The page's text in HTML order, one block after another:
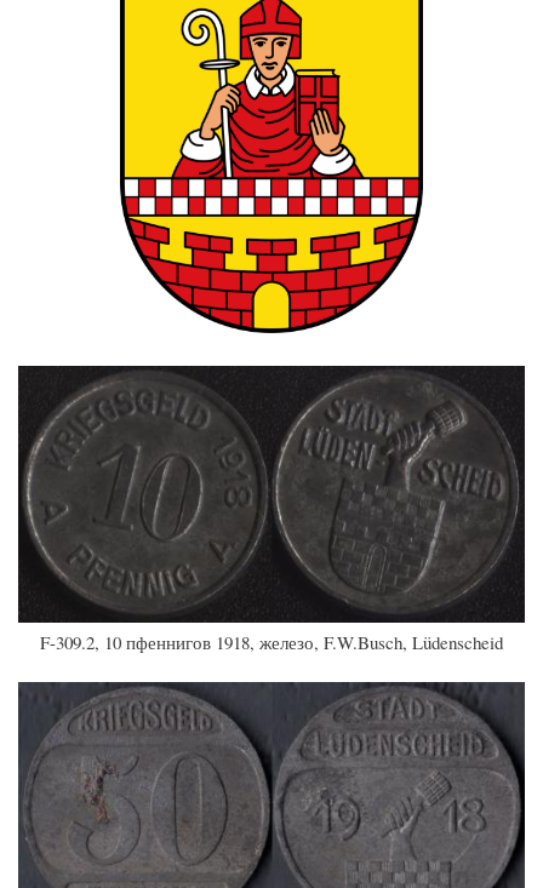
F-309.2, 10 пфеннигов 1918, железо, F.W.Busch, Lüdenscheid